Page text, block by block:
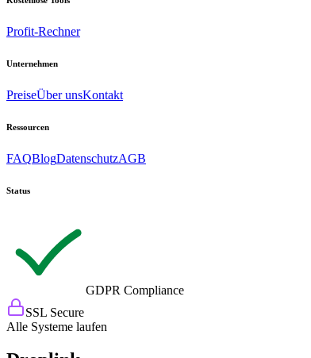
Profit-Rechner
Unternehmen
PreiseÜber unsKontakt
Ressourcen
FAQBlogDatenschutzAGB
Status
GDPR Compliance
SSL Secure
Alle Systeme laufen